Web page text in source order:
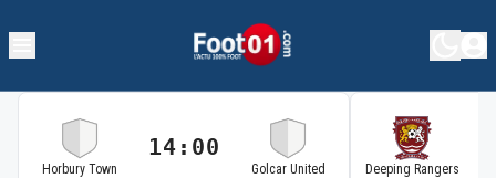
Horbury Town
14:00
Golcar United Deeping Rangers